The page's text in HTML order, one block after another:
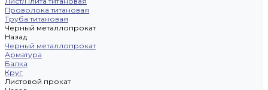
Проволока титановая
Труба титановая
Черный металлопрокат
Назад
Черный металлопрокат
Арматура
Балка
Круг
Листовой прокат